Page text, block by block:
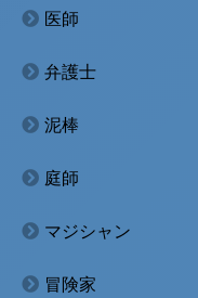
医師
弁護士
泥棒
庭師
マジシャン
冒険家